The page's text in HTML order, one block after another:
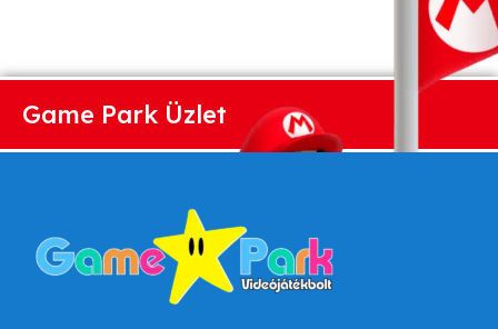
Game Park Üzlet